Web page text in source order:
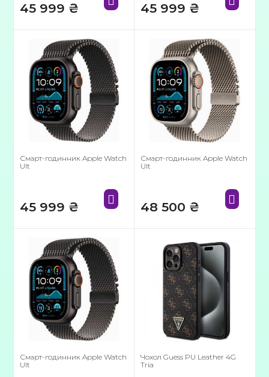
45 999 ₴ 45 999 ₴
Смарт-годинник Apple Watch
Ult
45 999 ₴
Смарт-годинник Apple Watch
Ult
48 500 ₴
Смарт-годинник Apple Watch
Ult
Чохол Guess PU Leather 4G
Tria